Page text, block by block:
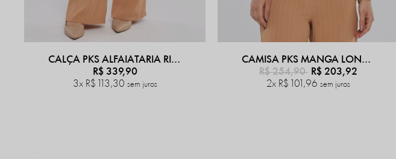
CALÇA PKS ALFAIATARIA RISCA DE GIZ BEGE
R$ 339,90
3x R$ 113,30 sem juros
CAMISA PKS MANGA LONGA RISCA DE GIZ BEGE
R$ 254,90 R$ 203,92
2x R$ 101,96 sem juros